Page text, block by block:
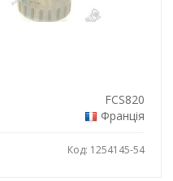
FCS820
Франція
Код: 1254145-54